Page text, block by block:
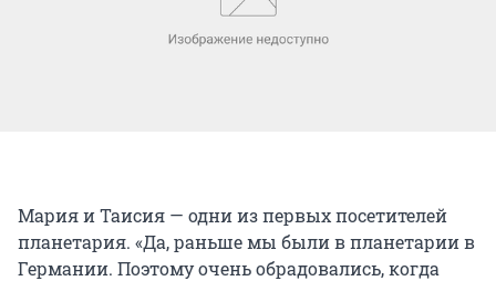
Мария и Таисия — одни из первых посетителей
планетария. «Да, раньше мы были в планетарии в
Германии. Поэтому очень обрадовались, когда